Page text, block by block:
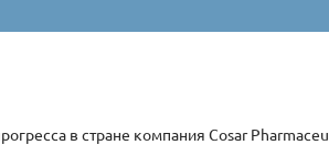
в стране компания Cosar